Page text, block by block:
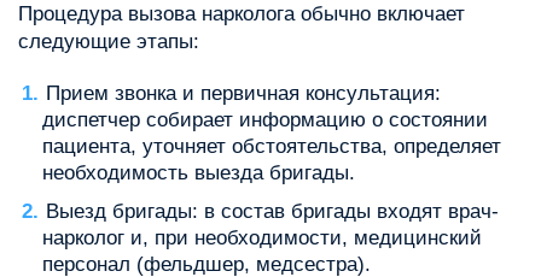
Процедура вызова нарколога обычно включает
следующие этапы:
Прием звонка и первичная консультация:
диспетчер собирает информацию о состоянии
пациента, уточняет обстоятельства, определяет
необходимость выезда бригады.
Выезд бригады: в состав бригады входят врач-
нарколог и, при необходимости, медицинский
персонал (фельдшер, медсестра).